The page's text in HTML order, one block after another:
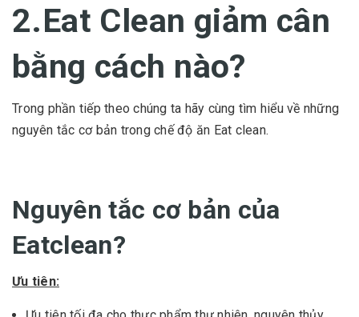
2.Eat Clean giảm cân
bằng cách nào?
Trong phần tiếp theo chúng ta hãy cùng tìm hiểu về những
nguyên tắc cơ bản trong chế độ ăn Eat clean.
Nguyên tắc cơ bản của
Eatclean?
Ưu tiên: